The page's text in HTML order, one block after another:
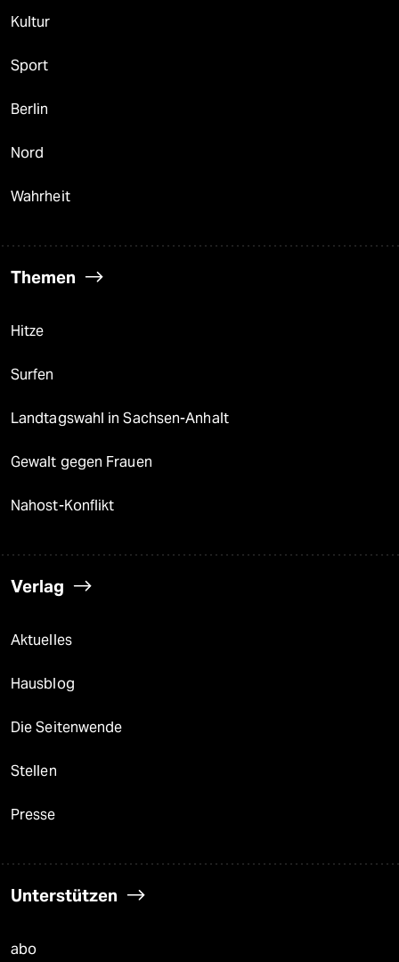
Kultur
Sport
Berlin
Nord
Wahrheit
Themen
Hitze
Surfen
Landtagswahl in Sachsen-Anhalt
Gewalt gegen Frauen
Nahost-Konflikt
Verlag
Aktuelles
Hausblog
Die Seitenwende
Stellen
Presse
Unterstützen
abo